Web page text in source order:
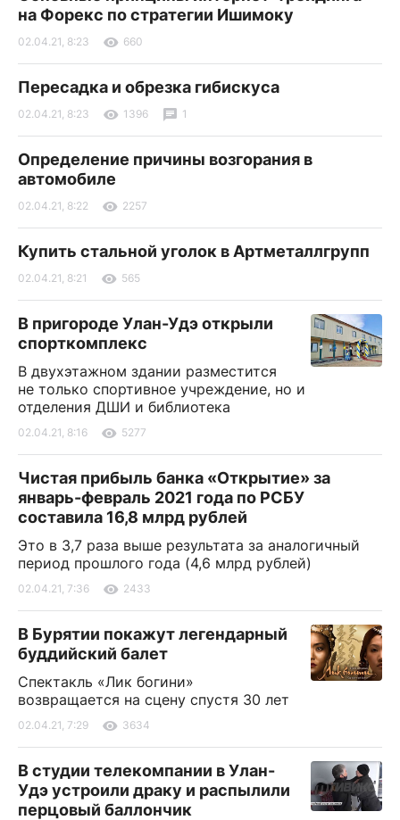
на Форекс по стратегии Ишимоку
02.04.21, 8:23 660
Пересадка и обрезка гибискуса
02.04.21, 8:23 1396 1
Определение причины возгорания в
автомобиле
02.04.21, 8:22 2257
Купить стальной уголок в Артметаллгрупп
02.04.21, 8:21 565
В пригороде Улан-Удэ открыли
спорткомплекс
В двухэтажном здании разместится
не только спортивное учреждение, но и
отделения ДШИ и библиотека
02.04.21, 8:16 5277
Чистая прибыль банка «Открытие» за
январь-февраль 2021 года по РСБУ
составила 16,8 млрд рублей
Это в 3,7 раза выше результата за аналогичный
период прошлого года (4,6 млрд рублей)
02.04.21, 7:36 2433
В Бурятии покажут легендарный
буддийский балет
Спектакль «Лик богини»
возвращается на сцену спустя 30 лет
02.04.21, 7:29 3634
В студии телекомпании в Улан-
Удэ устроили драку и распылили
перцовый баллончик